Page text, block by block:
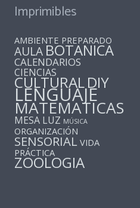
Imprimibles
AMBIENTE PREPARADO
AULABOTANICA
CALENDARIOS
CIENCIAS
CULTURALDIY
LENGUAJE
MATEMATICAS
MESA LUZ MÚSICA
ORGANIZACIÓN
SENSORIAL VIDA
PRÁCTICA
ZOOLOGIA